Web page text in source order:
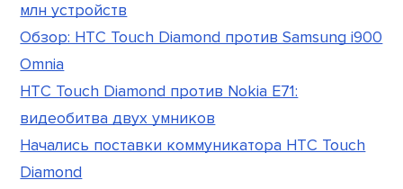
млн устройств
Обзор: HTC Touch Diamond против Samsung i900
Omnia
HTC Touch Diamond против Nokia E71:
видеобитва двух умников
Начались поставки коммуникатора HTC Touch
Diamond